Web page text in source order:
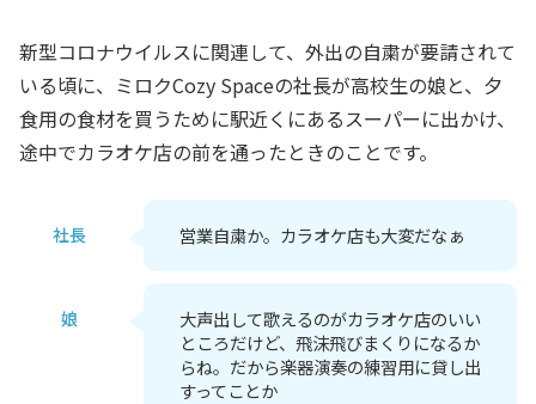
新型コロナウイルスに関連して、外出の自粛が要請されて
いる頃に、ミロクCozy Spaceの社長が高校生の娘と、夕
食用の食材を買うために駅近くにあるスーパーに出かけ、
途中でカラオケ店の前を通ったときのことです。
社長 営業自粛か。カラオケ店も大変だなぁ
娘
大声出して歌えるのがカラオケ店のいい
ところだけど、飛沫飛びまくりになるか
らね。だから楽器演奏の練習用に貸し出
すってことか